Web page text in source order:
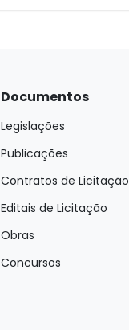
Documentos
Legislações
Publicações
Contratos de Licitação
Editais de Licitação
Obras
Concursos